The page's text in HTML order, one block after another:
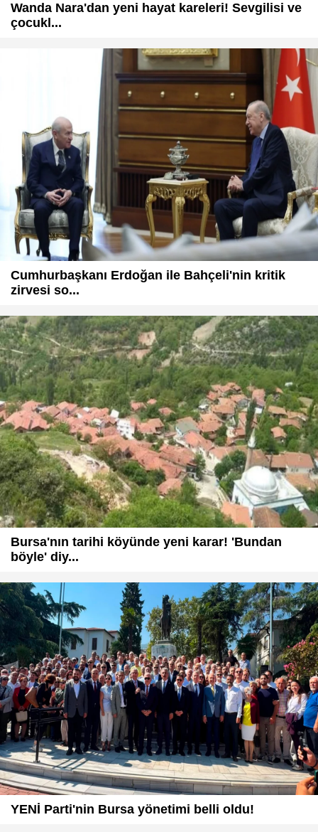
Wanda Nara'dan yeni hayat kareleri! Sevgilisi ve
çocukl...
Cumhurbaşkanı Erdoğan ile Bahçeli'nin kritik
zirvesi so...
Bursa'nın tarihi köyünde yeni karar! 'Bundan
böyle' diy...
YENİ Parti'nin Bursa yönetimi belli oldu!